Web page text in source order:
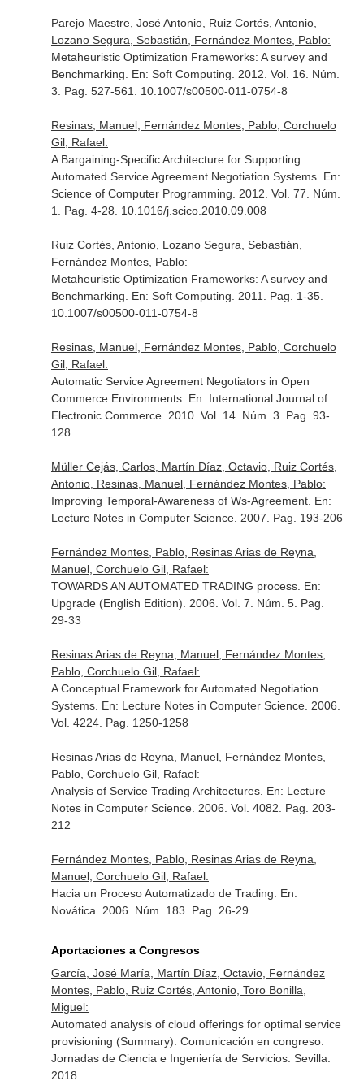
Parejo Maestre, José Antonio, Ruiz Cortés, Antonio,
Lozano Segura, Sebastián, Fernández Montes, Pablo:
Metaheuristic Optimization Frameworks: A survey and
Benchmarking. En: Soft Computing . 2012. Vol. 16. Núm.
3. Pag. 527-561. 10.1007/s00500-011-0754-8
Resinas, Manuel, Fernández Montes, Pablo, Corchuelo
Gil, Rafael:
A Bargaining-Specific Architecture for Supporting
Automated Service Agreement Negotiation Systems. En:
Science of Computer Programming . 2012. Vol. 77. Núm.
1. Pag. 4-28. 10.1016/j.scico.2010.09.008
Ruiz Cortés, Antonio, Lozano Segura, Sebastián,
Fernández Montes, Pablo:
Metaheuristic Optimization Frameworks: A survey and
Benchmarking. En: Soft Computing . 2011. Pag. 1-35.
10.1007/s00500-011-0754-8
Resinas, Manuel, Fernández Montes, Pablo, Corchuelo
Gil, Rafael:
Automatic Service Agreement Negotiators in Open
Commerce Environments. En: International Journal of
Electronic Commerce. 2010. Vol. 14. Núm. 3. Pag. 93-
128
Müller Cejás, Carlos, Martín Díaz, Octavio, Ruiz Cortés,
Antonio, Resinas, Manuel, Fernández Montes, Pablo:
Improving Temporal-Awareness of Ws-Agreement. En:
Lecture Notes in Computer Science. 2007. Pag. 193-206
Fernández Montes, Pablo, Resinas Arias de Reyna,
Manuel, Corchuelo Gil, Rafael:
TOWARDS AN AUTOMATED TRADING process. En:
Upgrade (English Edition) . 2006. Vol. 7. Núm. 5. Pag.
29-33
Resinas Arias de Reyna, Manuel, Fernández Montes,
Pablo, Corchuelo Gil, Rafael:
A Conceptual Framework for Automated Negotiation
Systems. En: Lecture Notes in Computer Science. 2006.
Vol. 4224. Pag. 1250-1258
Resinas Arias de Reyna, Manuel, Fernández Montes,
Pablo, Corchuelo Gil, Rafael:
Analysis of Service Trading Architectures. En: Lecture
Notes in Computer Science. 2006. Vol. 4082. Pag. 203-
212
Fernández Montes, Pablo, Resinas Arias de Reyna,
Manuel, Corchuelo Gil, Rafael:
Hacia un Proceso Automatizado de Trading. En:
Novática . 2006. Núm. 183. Pag. 26-29
Aportaciones a Congresos
García, José María, Martín Díaz, Octavio, Fernández
Montes, Pablo, Ruiz Cortés, Antonio, Toro Bonilla,
Miguel:
Automated analysis of cloud offerings for optimal service
provisioning (Summary). Comunicación en congreso.
Jornadas de Ciencia e Ingeniería de Servicios. Sevilla.
2018